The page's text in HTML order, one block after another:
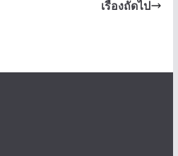
เรื่องถัดไป